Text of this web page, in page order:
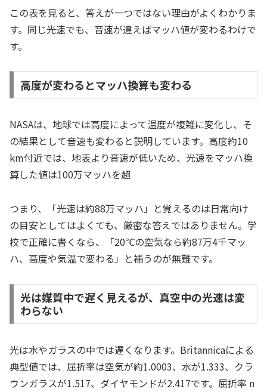
この表を見ると、答えが一つではない理由がよくわかりま
す。同じ光速でも、音速が違えばマッハ値が変わるわけで
す。
高度が変わるとマッハ換算も変わる
NASAは、地球では高度によって温度が複雑に変化し、そ
の結果として音速も変わると説明しています。高度約10
km付近では、地表より音速が低いため、光速をマッハ換
算した値は100万マッハを超
つまり、「光速は約88万マッハ」と覚えるのは日常向け
の目安としてはよくても、厳密な答えではありません。学
校で正確に書くなら、「20℃の空気なら約87万4千マッ
ハ、高度や気温で変わる」と補うのが無難です。
光は媒質中で遅く見えるが、真空中の光速は変
わらない
光は水やガラスの中では遅くなります。Britannicaによる
典型値では、屈折率は空気が約1.0003、水が1.333、クラ
ウンガラスが1.517、ダイヤモンドが2.417です。屈折率 n